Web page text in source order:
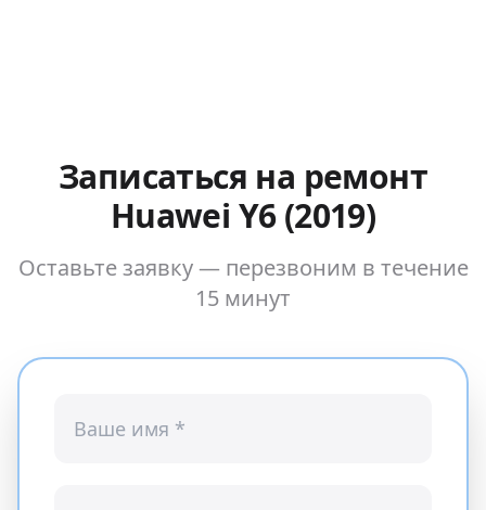
Записаться на ремонт
Huawei Y6 (2019)
Оставьте заявку — перезвоним в течение
15 минут